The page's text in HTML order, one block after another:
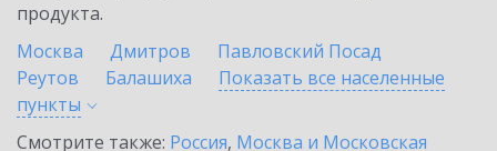
продукта.
Москва
Дмитров
Павловский Посад
Реутов
Балашиха
Показать все населенные
пункты
Смотрите также: Россия, Москва и Московская